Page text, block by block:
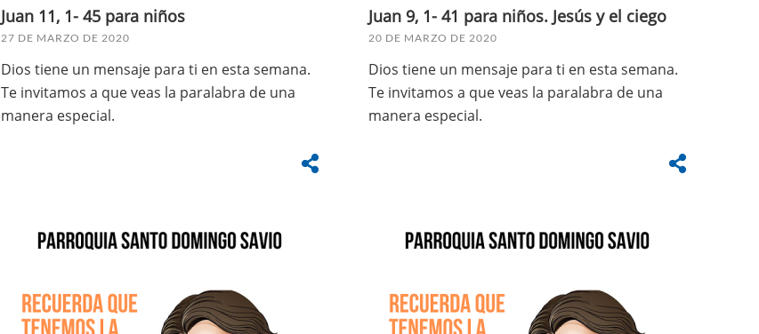
Juan 11, 1- 45 para niños
27 DE MARZO DE 2020
Dios tiene un mensaje para ti en esta semana.
Te invitamos a que veas la paralabra de una
manera especial.
Juan 9, 1- 41 para niños. Jesús y el ciego
20 DE MARZO DE 2020
Dios tiene un mensaje para ti en esta semana.
Te invitamos a que veas la paralabra de una
manera especial.